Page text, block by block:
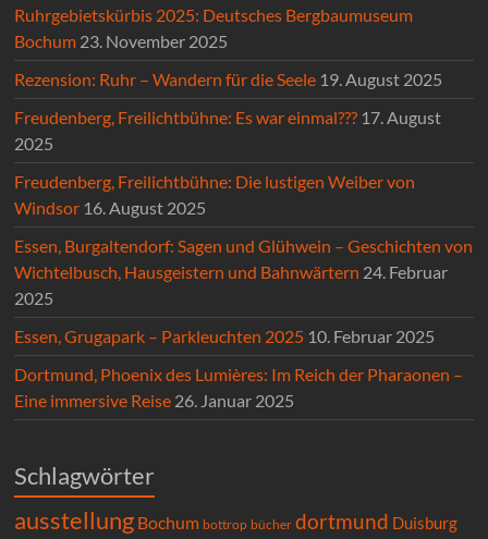
Ruhrgebietskürbis 2025: Deutsches Bergbaumuseum
Bochum 23. November 2025
Rezension: Ruhr – Wandern für die Seele 19. August 2025
Freudenberg, Freilichtbühne: Es war einmal??? 17. August
2025
Freudenberg, Freilichtbühne: Die lustigen Weiber von
Windsor 16. August 2025
Essen, Burgaltendorf: Sagen und Glühwein – Geschichten von
Wichtelbusch, Hausgeistern und Bahnwärtern 24. Februar
2025
Essen, Grugapark – Parkleuchten 2025 10. Februar 2025
Dortmund, Phoenix des Lumières: Im Reich der Pharaonen –
Eine immersive Reise 26. Januar 2025
Schlagwörter
ausstellung Bochum bottrop bücher dortmund Duisburg